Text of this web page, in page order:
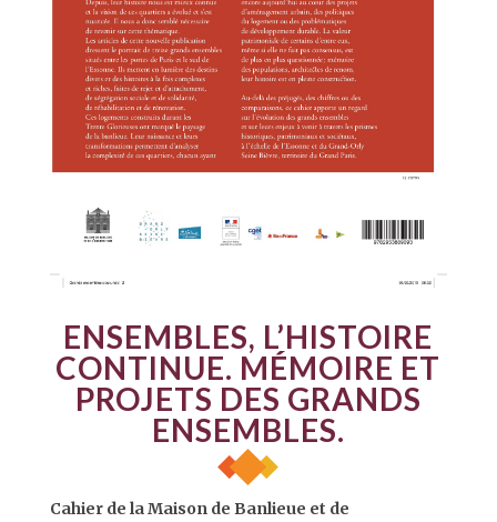
ENSEMBLES, L’HISTOIRE
CONTINUE. MÉMOIRE ET
PROJETS DES GRANDS
ENSEMBLES.
Cahier de la Maison de Banlieue et de